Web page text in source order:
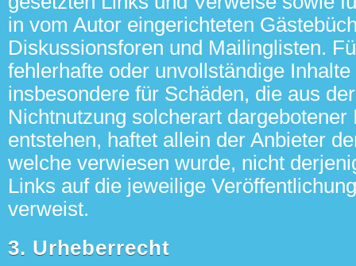
in vom Autor eingerichteten
Diskussionsforen und Mailinglisten.
fehlerhafte oder unvollständige Inhalte
insbesondere für Schäden, die aus
Nichtnutzung solcherart dargebotener
entstehen, haftet allein der Anbieter
welche verwiesen wurde, nicht
Links auf die jeweilige
verweist.
3. Urheberrecht